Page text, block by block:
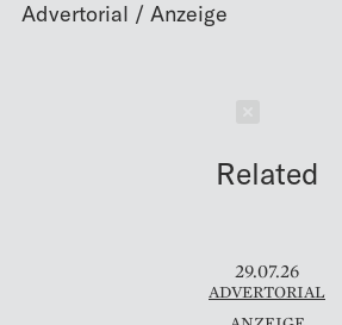
Related
29.07.26
ADVERTORIAL